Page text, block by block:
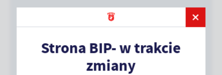
WÓJT
TELEFON
+48 44 710 51 11
Strona BIP- w trakcie
zmiany